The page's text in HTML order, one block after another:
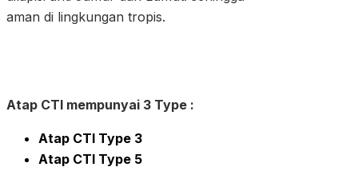
aman di lingkungan tropis.
Atap CTI mempunyai 3 Type :
Atap CTI Type 3
Atap CTI Type 5